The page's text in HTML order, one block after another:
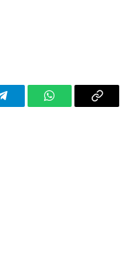
TelegramWhatsAppCopy